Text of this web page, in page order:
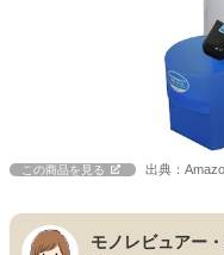
この商品を見る 出典：
モノレビュアー